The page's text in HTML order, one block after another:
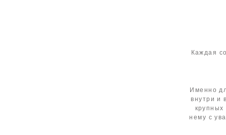
Каждая
Именно
внутри и
нему с